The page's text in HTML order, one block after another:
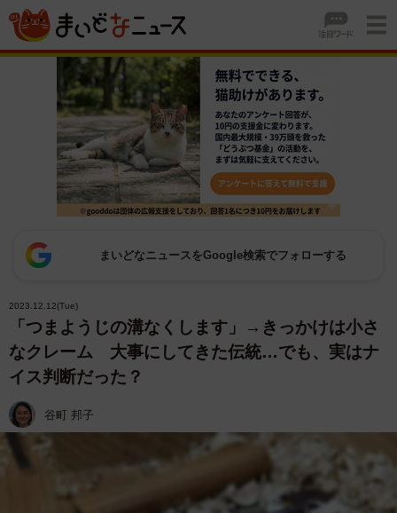
まいどなニュースをGoogle検索でフォローする
2023.12.12(Tue)
「つまようじの溝なくします」→きっかけは小さ
なクレーム 大事にしてきた伝統…でも、実はナ
イス判断だった？
谷町 邦子